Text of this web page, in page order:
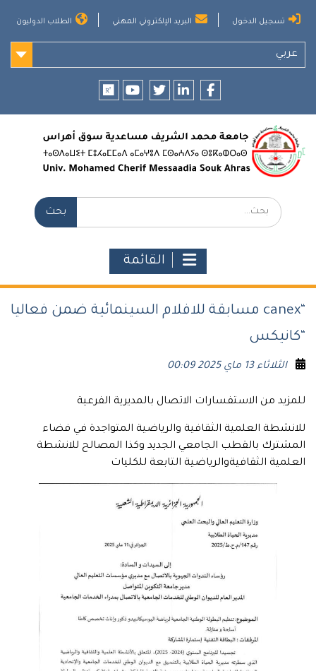
تسجيل الدخول البريد الإلكتروني المهني الطلاب الدوليون
عربي
بحث:
القائمة
“canex مسابقة للافلام السينمائية ضمن فعاليا
“كانيكس
الثلاثاء 13 ماي 2025 00:09
للمزيد من الاستفسارات الاتصال بالمديرية الفرعية
للانشطة العلمية الثقافية والرياضية المتواجدة في فضاء
المشترك بالقطب الجامعي الجديد وكذا المصالح للانشطة
العلمية الثقافيةوالرياضية التابعة للكليات